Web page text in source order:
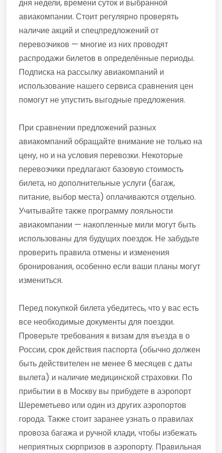
дня недели, времени суток и выбранной
авиакомпании. Стоит регулярно проверять
наличие акций и спецпредложений от
перевозчиков — многие из них проводят
распродажи билетов в определённые периоды.
Подписка на рассылку авиакомпаний и
использование нашего сервиса сравнения цен
помогут не упустить выгодные предложения.
При сравнении предложений разных
авиакомпаний обращайте внимание не только на
цену, но и на условия перевозки. Некоторые
перевозчики предлагают базовую стоимость
билета, но дополнительные услуги (багаж,
питание, выбор места) оплачиваются отдельно.
Учитывайте также программу лояльности
авиакомпании — накопленные мили могут быть
использованы для будущих поездок. Не забудьте
проверить правила отмены и изменения
бронирования, особенно если ваши планы могут
измениться.
Перед покупкой билета убедитесь, что у вас есть
все необходимые документы для поездки.
Проверьте требования к визам для въезда в о
России, срок действия паспорта (обычно должен
быть действителен не менее 6 месяцев с даты
вылета) и наличие медицинской страховки. По
прибытии в в Москву вы прибудете в аэропорт
Шереметьево или один из других аэропортов
города. Также стоит заранее узнать о правилах
провоза багажа и ручной клади, чтобы избежать
неприятных сюрпризов в аэропорту. Правильная